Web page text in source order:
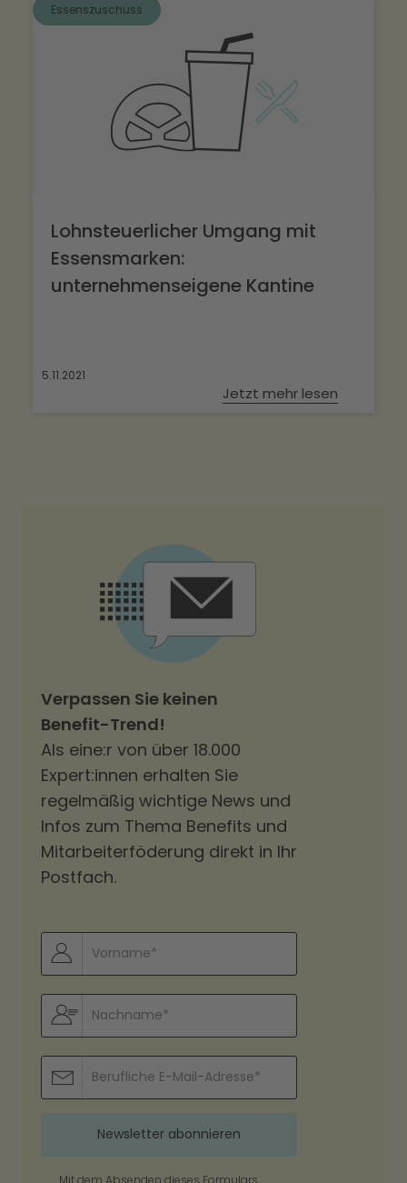
Essenszuschuss
Lohnsteuerlicher Umgang mit
Essensmarken:
unternehmenseigene Kantine
5.11.2021
Jetzt mehr lesen
Verpassen Sie keinen
Benefit-Trend!
Als eine:r von über 18.000
Expert:innen erhalten Sie
regelmäßig wichtige News und
Infos zum Thema Benefits und
Mitarbeiterföderung direkt in Ihr
Postfach.
Mit dem Absenden dieses Formulars